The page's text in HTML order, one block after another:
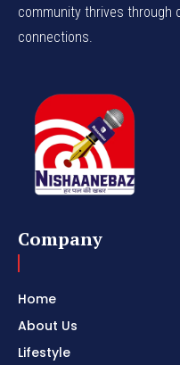
community thrives through
connections.
Company
Home
About Us
Lifestyle